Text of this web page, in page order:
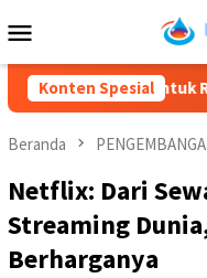
ke
Mobile
Konten Spesial
untuk Rakyat
Beranda
Netflix: Dari
Streaming
Berharganya